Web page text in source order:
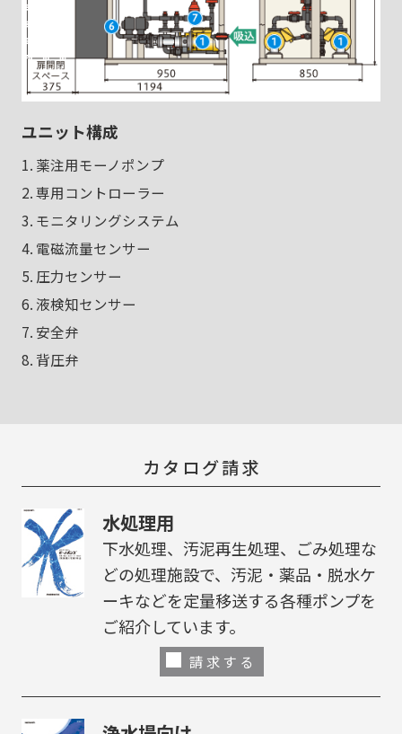
ユニット構成
1. 薬注用モーノポンプ
2. 専用コントローラー
3. モニタリングシステム
4. 電磁流量センサー
5. 圧力センサー
6. 液検知センサー
7. 安全弁
8. 背圧弁
カタログ請求
水処理用
下水処理、汚泥再生処理、ごみ処理な
どの処理施設で、汚泥・薬品・脱水ケ
ーキなどを定量移送する各種ポンプを
ご紹介しています。
請求する